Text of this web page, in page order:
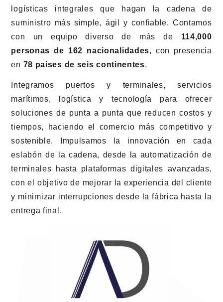
logísticas integrales que hagan la cadena de
suministro más simple, ágil y confiable. Contamos
con un equipo diverso de más de 114,000
personas de 162 nacionalidades, con presencia
en 78 países de seis continentes.
Integramos puertos y terminales, servicios
marítimos, logística y tecnología para ofrecer
soluciones de punta a punta que reducen costos y
tiempos, haciendo el comercio más competitivo y
sostenible. Impulsamos la innovación en cada
eslabón de la cadena, desde la automatización de
terminales hasta plataformas digitales avanzadas,
con el objetivo de mejorar la experiencia del cliente
y minimizar interrupciones desde la fábrica hasta la
entrega final.